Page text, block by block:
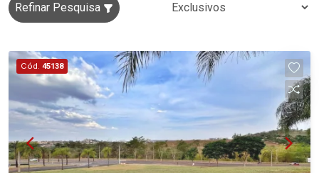
Refinar Pesquisa
Cód. 45138